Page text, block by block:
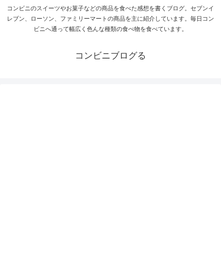
コンビニのスイーツやお菓子などの商品を食べた感想を書くブログ。セブンイ
レブン、ローソン、ファミリーマートの商品を主に紹介しています。毎日コン
ビニへ通って幅広く色んな種類の食べ物を食べています。
コンビニブログる